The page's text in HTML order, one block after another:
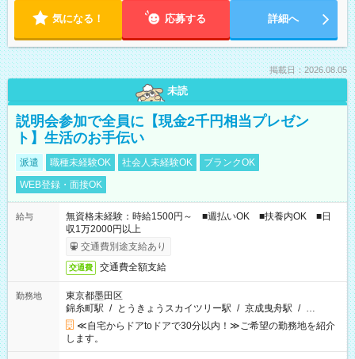
気になる！ 応募する 詳細へ
掲載日：2026.08.05
未読
説明会参加で全員に【現金2千円相当プレゼン
ト】生活のお手伝い
派遣 職種未経験OK 社会人未経験OK
ブランクOK
WEB登録・面接OK
給与
無資格未経験：時給1500円～ ■週払いOK ■扶養内OK ■日
収1万2000円以上
交通費別途支給あり
交通費 交通費全額支給
勤務地
東京都墨田区
錦糸町駅 / とうきょうスカイツリー駅 / 京成曳舟駅 / …
≪自宅からドアtoドアで30分以内！≫ご希望の勤務地を紹介
します。